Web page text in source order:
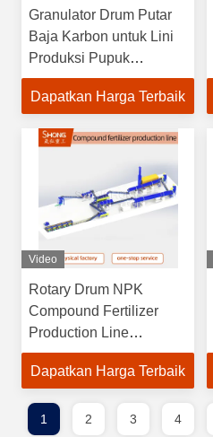
Granulator Drum Putar
Baja Karbon untuk Lini
Produksi Pupuk
Majemuk NPK dengan
Kapasitas 18-20t/jam
Dapatkan Harga Terbaik
Video
Rotary Drum NPK
Compound Fertilizer
Production Line
200000TPY dengan
Konstruksi Baja Karbon
3mm
Dapatkan Harga Terbaik
1 2 3 4